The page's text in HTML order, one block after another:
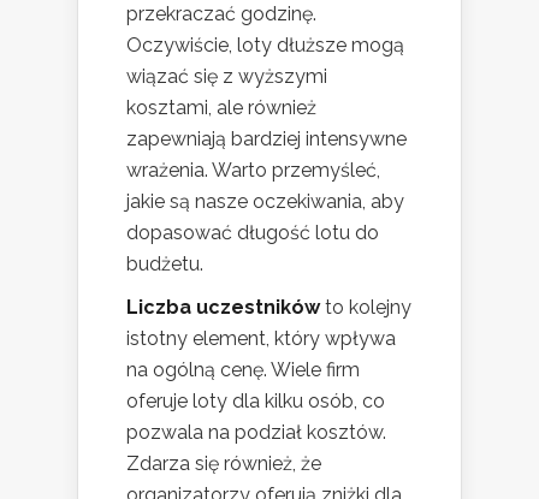
przekraczać godzinę.
Oczywiście, loty dłuższe mogą
wiązać się z wyższymi
kosztami, ale również
zapewniają bardziej intensywne
wrażenia. Warto przemyśleć,
jakie są nasze oczekiwania, aby
dopasować długość lotu do
budżetu.
Liczba uczestnikówto kolejny
istotny element, który wpływa
na ogólną cenę. Wiele firm
oferuje loty dla kilku osób, co
pozwala na podział kosztów.
Zdarza się również, że